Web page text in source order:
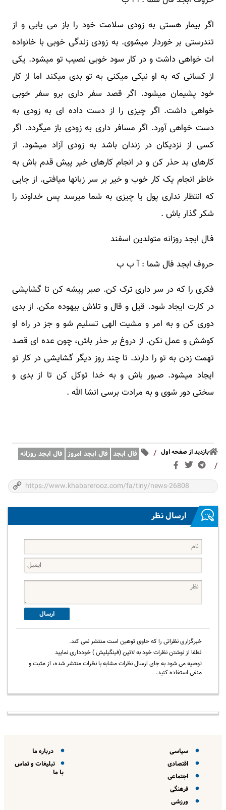
اگر بیمار هستی به زودی سلامت خود را باز می یابی و از
تندرستی بر خوردار میشوی. به زودی زندگی خوبی با خانواده
ات خواهی داشت و در کار سود خوبی نصیب تو میشود. یکی
از کسانی که به او نیکی میکنی به تو بدی میکند اما از کار
خود پشیمان میشود. اگر قصد سفر داری برو سفر خوبی
خواهی داشت. اگر چیزی را از دست داده ای به زودی به
دست خواهی آورد. اگر مسافر داری به زودی باز میگردد. اگر
کسی از نزدیکان در زندان باشد به زودی آزاد میشود. از
کارهای بد حذر کن و در انجام کارهای خیر پیش قدم باش به
خاطر انجام یک کار خوب و خیر بر سر زبانها میافتی. از جایی
که انتظار نداری پول یا چیزی به شما میرسد پس خداوند را
شکر گذار باش .
فـال ابجد روزانه متولدین اسفند
حروف ابجد فال شما : آ ب ب
فکری را که در سر داری ترک کن. صبر پیشه کن تا گشایشی
در کارت ایجاد شود. قیل و قال و تلاش بیهوده مکن. از بدی
دوری کن و به امر و مشیت الهی تسلیم شو و جز در راه او
کوشش و عمل نکن. از دروغ بر حذر باش، چون عده ای قصد
تهمت زدن به تو را دارند. تا چند روز دیگر گشایشی در کار تو
ایجاد میشود. صبور باش و به خدا توکل کن تا از بدی و
سختی دور شوی و به مرادت برسی انشا الله .
بازدید از صفحه اول / فال ابجد فال ابجد امروز فال ابجد روزانه
/
ارسال نظر
ارسال
خبرگزاری نظراتی را که حاوی توهین است منتشر نمی کند.
لطفا از نوشتن نظرات خود به لاتین (فینگیلیش ) خودداری نمایید
توصیه می شود به جای ارسال نظرات مشابه با نظرات منتشر شده، از مثبت و
منفی استفاده کنید.
سیاسی
اقتصادی
اجتماعی
فرهنگی
ورزشی
درباره ما
تبلیغات و تماس
با ما